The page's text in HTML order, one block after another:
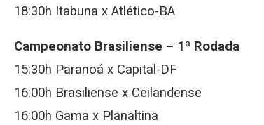
18:30h Itabuna x Atlético-BA
Campeonato Brasiliense – 1ª Rodada
15:30h Paranoá x Capital-DF
16:00h Brasiliense x Ceilandense
16:00h Gama x Planaltina